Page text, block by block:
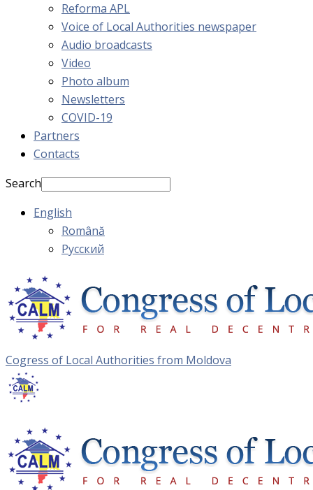
Reforma APL
Voice of Local Authorities newspaper
Audio broadcasts
Video
Photo album
Newsletters
COVID-19
Partners
Contacts
Search
English
Română
Русский
Cogress of Local Authorities from Moldova